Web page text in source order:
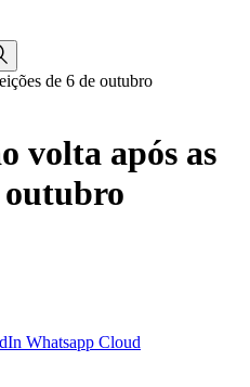
de 6 de outubro
volta após as
outubro
Whatsapp Cloud